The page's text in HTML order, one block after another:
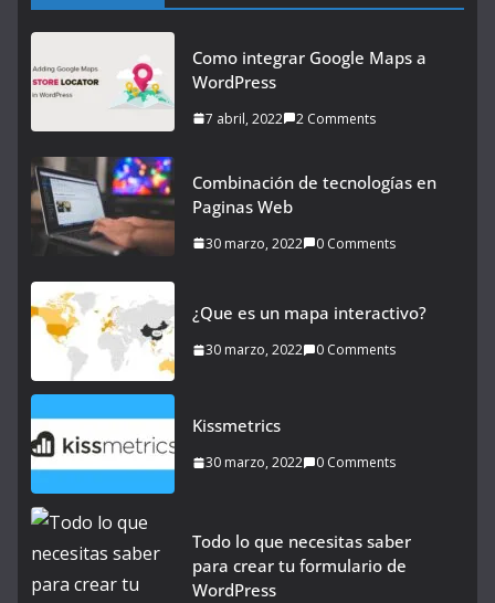
Como integrar Google Maps a
WordPress
7 abril, 2022 2 Comments
Combinación de tecnologías en
Paginas Web
30 marzo, 2022 0 Comments
¿Que es un mapa interactivo?
30 marzo, 2022 0 Comments
Kissmetrics
30 marzo, 2022 0 Comments
Todo lo que necesitas saber
para crear tu formulario de
WordPress